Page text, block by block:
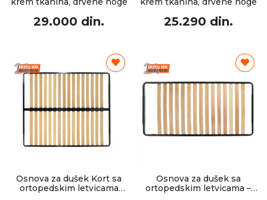
29.000 din. 25.290 din.
Osnova za dušek Kort sa
ortopedskim letvicama
Osnova za dušek sa
ortopedskim letvicama –